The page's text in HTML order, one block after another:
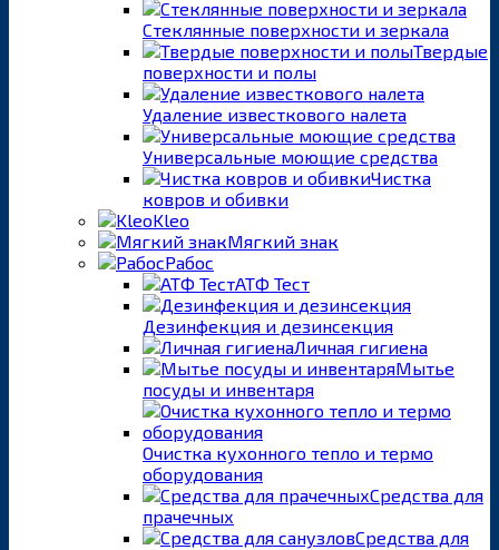
Стеклянные поверхности и зеркала
Твердые
поверхности и полы
Удаление известкового налета
Универсальные моющие средства
Чистка
ковров и обивки
Kleo
Мягкий знак
Рабос
АТФ Тест
Дезинфекция и дезинсекция
Личная гигиена
Мытье
посуды и инвентаря
Очистка кухонного тепло и термо
оборудования
Средства для
прачечных
Средства для